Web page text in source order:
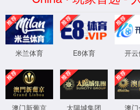
2026买世界杯赛事
区)-Official website